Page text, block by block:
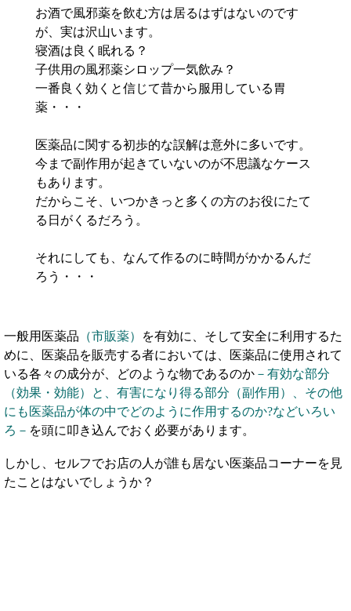
お酒で風邪薬を飲む方は居るはずはないのです
が、実は沢山います。
寝酒は良く眠れる？
子供用の風邪薬シロップ一気飲み？
一番良く効くと信じて昔から服用している胃
薬・・・
医薬品に関する初歩的な誤解は意外に多いです。
今まで副作用が起きていないのが不思議なケース
もあります。
だからこそ、いつかきっと多くの方のお役にたて
る日がくるだろう。
それにしても、なんて作るのに時間がかかるんだ
ろう・・・
一般用医薬品 （市販薬）
を有効に、そして安全に利用するた
めに、医薬品を販売する者においては、医薬品に使用されて
いる各々の成分が、どのような物であるのか －有効な部分
（効果・効能）と、有害になり得る部分（副作用）、その他
にも医薬品が体の中でどのように作用するのか?などいろい
ろ－ を頭に叩き込んでおく必要があります。
しかし、セルフでお店の人が誰も居ない医薬品コーナーを見
たことはないでしょうか？